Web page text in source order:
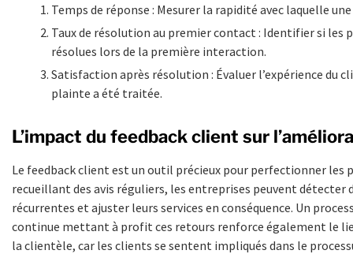
Temps de réponse : Mesurer la rapidité avec laquelle
Taux de résolution au premier contact : Identifier si les
résolues lors de la première interaction.
Satisfaction après résolution : Évaluer l’expérience du
plainte a été traitée.
L’impact du feedback client sur
Le feedback client est un outil précieux pour perfectionner les
recueillant des avis réguliers, les entreprises peuvent détecter
récurrentes et ajuster leurs services en conséquence. Un
continue mettant à profit ces retours renforce également le
la clientèle, car les clients se sentent impliqués dans le